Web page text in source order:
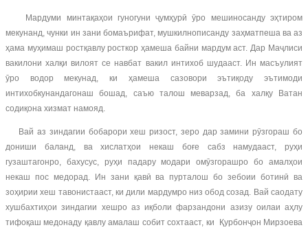
Мардуми минтақаҳои гуногуни ҷумҳурӣ ӯро мешиносанду эҳтиром
мекунанд, чунки ин зани бомаърифат, мушкилнописанду заҳматпеша ва аз
ҳама муҳимаш ростқавлу росткор ҳамеша байни мардум аст. Дар Маҷлиси
вакилони халқи вилоят се навбат вакил интихоб шудааст. Ин масъулият
ӯро водор мекунад, ки ҳамеша сазовори эътиқоду эътимоди
интихобкунандагонаш бошад, саъю талош меварзад, ба халқу Ватан
содиқона хизмат намояд.
Вай аз зиндагии бобарори хеш ризост, зеро дар замини рӯзгораш бо
дониши баланд, ва хислатҳои некаш боғе сабз намудааст, руҳи
гузаштагонро, бахусус, руҳи падару модари омӯзгорашро бо амалҳои
некаш пос медорад. Ин зани қавӣ ва пурталош бо зебоии ботинӣ ва
зоҳирии хеш тавонистааст, ки дили мардумро низ обод созад. Вай саодату
хушбахтиҳои зиндагии хешро аз иқболи фарзандони азизу оилаи аҳлу
тифоқаш медонаду қавлу амалаш собит сохтааст, ки Қурбонҷон Мирзоева